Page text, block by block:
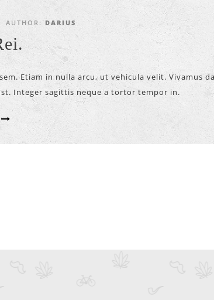
AUTHOR: DARIUS
Etiam in nulla arcu, ut vehicula velit. Vivamus
Integer sagittis neque a tortor tempor in.